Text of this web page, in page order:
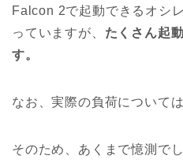
Falcon 2で起動できるオシ
っていますが、 たくさん起
す。
なお、実際の負荷について
そのため、あくまで憶測で